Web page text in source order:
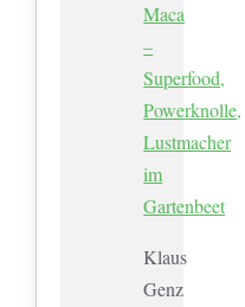
Maca
–
Superfood,
Powerknolle,
Lustmacher
im
Gartenbeet
Klaus
Genz